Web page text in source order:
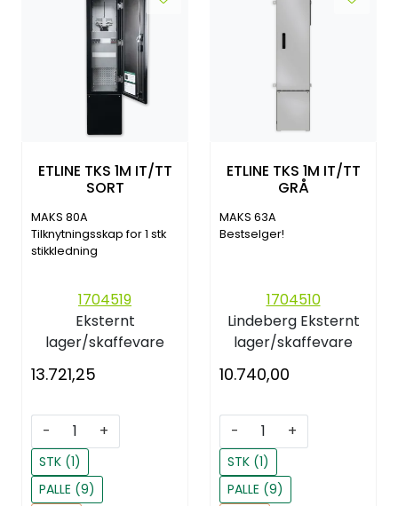
ETLINE TKS 1M IT/TT
SORT
MAKS 80A
Tilknytningsskap for 1 stk
stikkledning
1704519
Eksternt
lager/skaffevare
13.721,25
- +
STK (1)
PALLE (9)
ETLINE TKS 1M IT/TT
GRÅ
MAKS 63A
Bestselger!
1704510
Lindeberg Eksternt
lager/skaffevare
10.740,00
- +
STK (1)
PALLE (9)